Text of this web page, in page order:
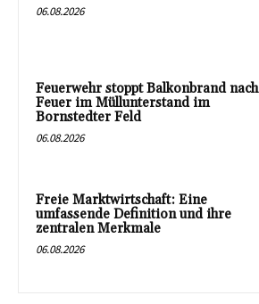
06.08.2026
Feuerwehr stoppt Balkonbrand nach
Feuer im Müllunterstand im
Bornstedter Feld
06.08.2026
Freie Marktwirtschaft: Eine
umfassende Definition und ihre
zentralen Merkmale
06.08.2026